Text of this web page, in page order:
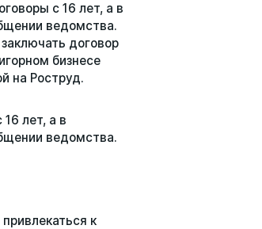
с 16 лет, а в
ведомства.
договор
бизнесе
на Роструд.
лет, а в
ведомства.
к